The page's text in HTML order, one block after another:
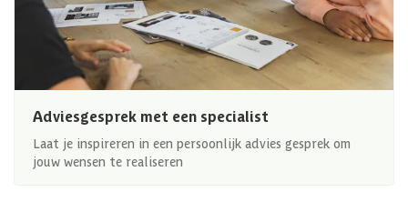
Adviesgesprek met een specialist
Laat je inspireren in een persoonlijk advies gesprek om
jouw wensen te realiseren